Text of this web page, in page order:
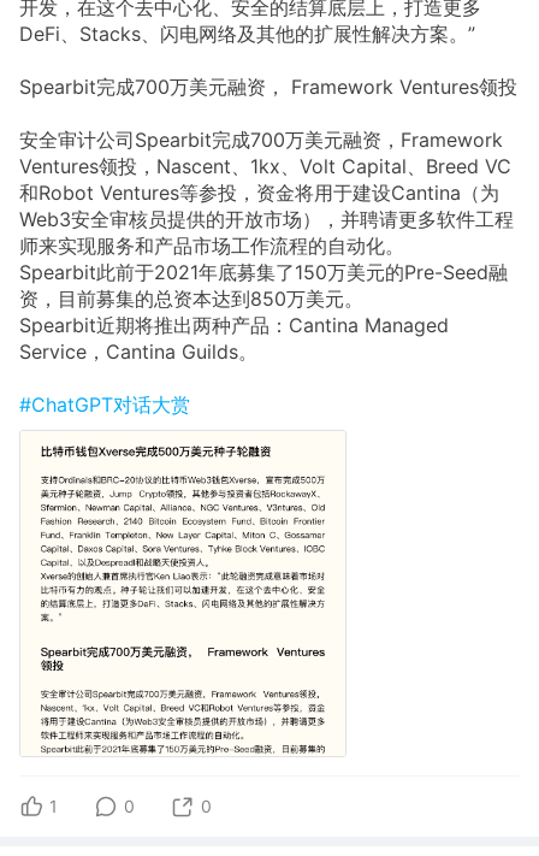
开发，在这个去中心化、安全的结算底层上，打造更多
DeFi、Stacks、闪电网络及其他的扩展性解决方案。”
Spearbit完成700万美元融资， Framework Ventures领投
安全审计公司Spearbit完成700万美元融资，Framework
Ventures领投，Nascent、1kx、Volt Capital、Breed VC
和Robot Ventures等参投，资金将用于建设Cantina（为
Web3安全审核员提供的开放市场），并聘请更多软件工程
师来实现服务和产品市场工作流程的自动化。
Spearbit此前于2021年底募集了150万美元的Pre-Seed融
资，目前募集的总资本达到850万美元。
Spearbit近期将推出两种产品：Cantina Managed
Service，Cantina Guilds。
#ChatGPT对话大赏
1 0 0